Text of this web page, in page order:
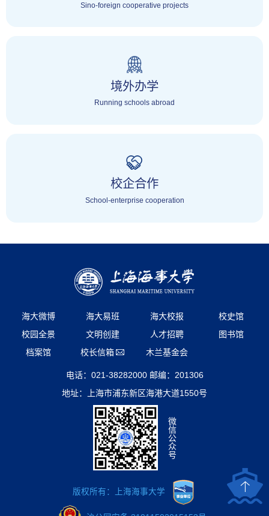
Sino-foreign cooperative projects
境外办学
Running schools abroad
校企合作
School-enterprise cooperation
海大微博 海大易班 海大校报
校史馆
校园全景
文明创建 人才招聘
图书馆
档案馆
校长信箱 木兰基金会
电话：021-38282000 邮编：201306
地址：上海市浦东新区海港大道1550号
微
信
公
众
号
版权所有：上海海事大学